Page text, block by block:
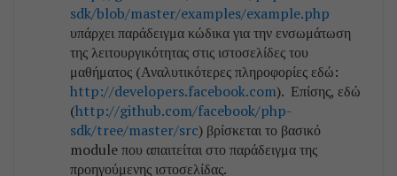
sdk/blob/master/examples/example.php
υπάρχει παράδειγμα κώδικα για την ενσωμάτωση
της λειτουργικότητας στις ιστοσελίδες του
μαθήματος (Αναλυτικότερες πληροφορίες εδώ:
http://developers.facebook.com). Επίσης, εδώ
(http://github.com/facebook/php-
sdk/tree/master/src) βρίσκεται το βασικό
module που απαιτείται στο παράδειγμα της
προηγούμενης ιστοσελίδας.